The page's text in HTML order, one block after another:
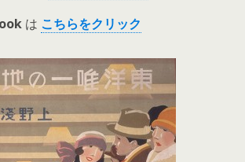
は こちらをクリック